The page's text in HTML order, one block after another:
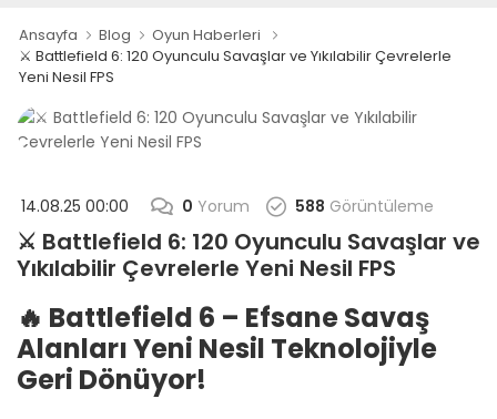
Ansayfa Blog
Oyun Haberleri
⚔️ Battlefield 6: 120 Oyunculu Savaşlar ve Yıkılabilir Çevrelerle
Yeni Nesil FPS
14.08.25 00:00 0 Yorum 588 Görüntüleme
⚔️ Battlefield 6: 120 Oyunculu Savaşlar ve
Yıkılabilir Çevrelerle Yeni Nesil FPS
🔥 Battlefield 6 – Efsane Savaş
Alanları Yeni Nesil Teknolojiyle
Geri Dönüyor!